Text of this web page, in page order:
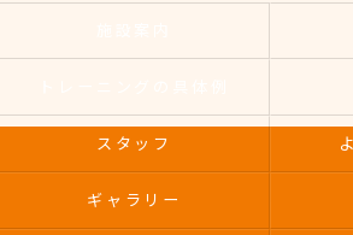
スタッフ
ギャラリー